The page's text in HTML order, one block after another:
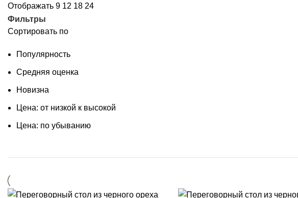
Отображать 9 12 18 24
Фильтры
Сортировать по
Популярность
Средняя оценка
Новизна
Цена: от низкой к высокой
Цена: по убыванию